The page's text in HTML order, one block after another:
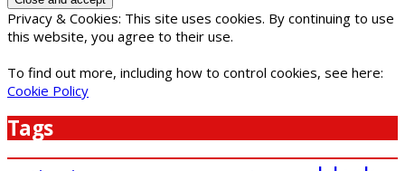
Privacy & Cookies: This site uses cookies. By continuing to use
this website, you agree to their use.
To find out more, including how to control cookies, see here:
Cookie Policy
Tags